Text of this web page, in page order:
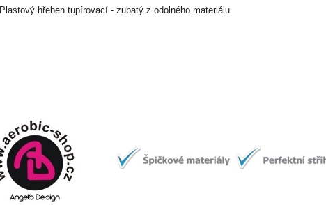
Plastový hřeben tupírovací - zubatý z odolného materiálu.